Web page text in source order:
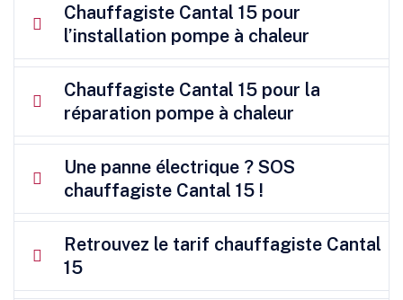
Chauffagiste Cantal 15 pour
l’installation pompe à chaleur
Chauffagiste Cantal 15 pour la
réparation pompe à chaleur
Une panne électrique ? SOS
chauffagiste Cantal 15 !
Retrouvez le tarif chauffagiste Cantal
15